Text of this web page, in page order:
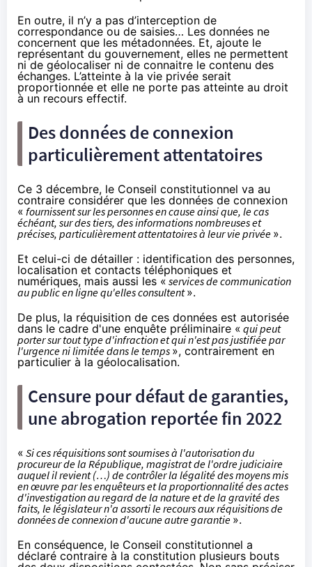
En outre, il n’y a pas d’interception de
correspondance ou de saisies… Les données ne
concernent que les métadonnées. Et, ajoute le
représentant du gouvernement, elles ne permettent
ni de géolocaliser ni de connaitre le contenu des
échanges. L’atteinte à la vie privée serait
proportionnée et elle ne porte pas atteinte au droit
à un recours effectif.
Des données de connexion
particulièrement attentatoires
Ce 3 décembre, le Conseil constitutionnel va au
contraire considérer que les données de connexion
« fournissent sur les personnes en cause ainsi que, le cas
échéant, sur des tiers, des informations nombreuses et
précises, particulièrement attentatoires à leur vie privée ».
Et celui-ci de détailler : identification des personnes,
localisation et contacts téléphoniques et
numériques, mais aussi les « services de communication
au public en ligne qu'elles consultent».
De plus, la réquisition de ces données est autorisée
dans le cadre d'une enquête préliminaire « qui peut
porter sur tout type d'infraction et qui n'est pas justifiée par
l'urgence ni limitée dans le temps », contrairement en
particulier à la géolocalisation.
Censure pour défaut de garanties,
une abrogation reportée fin 2022
« Si ces réquisitions sont soumises à l'autorisation du
procureur de la République, magistrat de l'ordre judiciaire
auquel il revient (…) de contrôler la légalité des moyens mis
en œuvre par les enquêteurs et la proportionnalité des actes
d'investigation au regard de la nature et de la gravité des
faits, le législateur n'a assorti le recours aux réquisitions de
données de connexion d'aucune autre garantie ».
En conséquence, le Conseil constitutionnel a
déclaré contraire à la constitution plusieurs bouts